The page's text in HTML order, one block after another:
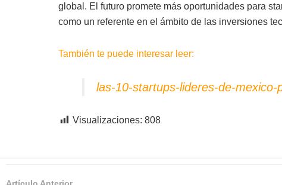
global. El futuro promete más oportunidades para
como un referente en el ámbito de las inversiones
También te puede interesar leer:
las-10-startups-lideres-de-mexico-
Visualizaciones: 808
Artículo Anterior